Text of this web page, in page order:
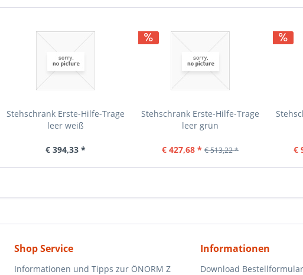
Stehschrank Erste-Hilfe-Trage
leer weiß
€ 394,33 *
Stehschrank Erste-Hilfe-Trage
leer grün
€ 427,68 * € 513,22 * €
Shop Service
Informationen und Tipps zur ÖNORM Z
Informationen
Download